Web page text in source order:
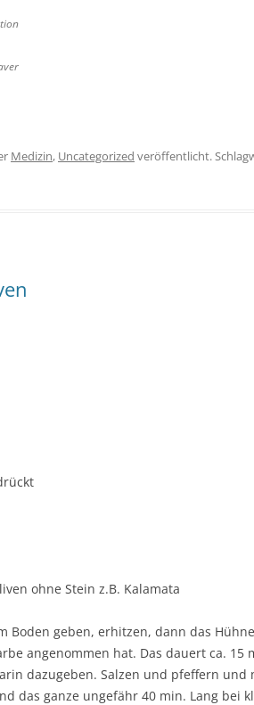
Medizin, Uncategorized veröffentlicht.
ohne Stein z.B. Kalamata
Boden geben, erhitzen, dann das
angenommen hat. Das dauert ca. 15
dazugeben. Salzen und pfeffern und
das ganze ungefähr 40 min. Lang bei